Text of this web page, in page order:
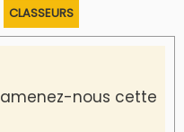
CLASSEURS
nous cette